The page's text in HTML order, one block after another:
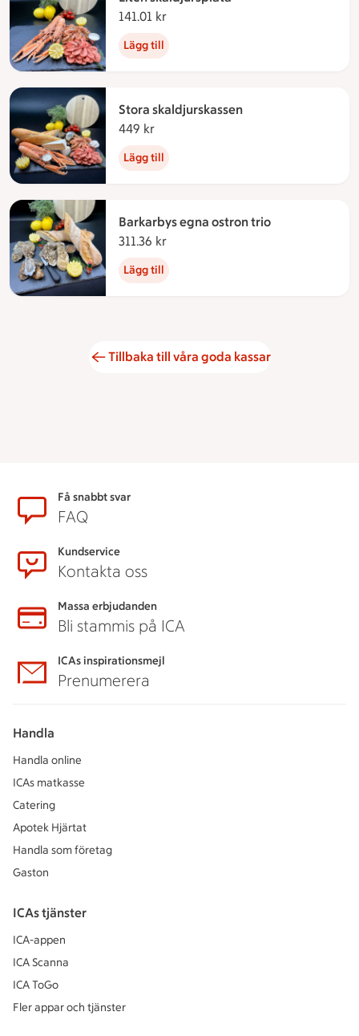
141.01 kr
Lägg till
Stora skaldjurskassen
449 kr
Lägg till
Barkarbys egna ostron trio
311.36 kr
Lägg till
Tillbaka till våra goda kassar
SidfotFå snabbt svar
FAQ
Kundservice
Kontakta oss
Massa erbjudanden
Bli stammis på ICA
ICAs inspirationsmejl
Prenumerera
Handla
Handla online
ICAs matkasse
Catering
Apotek Hjärtat
Handla som företag
Gaston
ICAs tjänster
ICA-appen
ICA Scanna
ICA ToGo
Fler appar och tjänster